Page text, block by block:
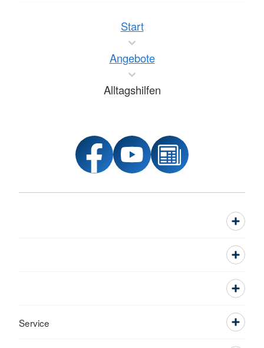
Start
Angebote
Alltagshilfen
Service